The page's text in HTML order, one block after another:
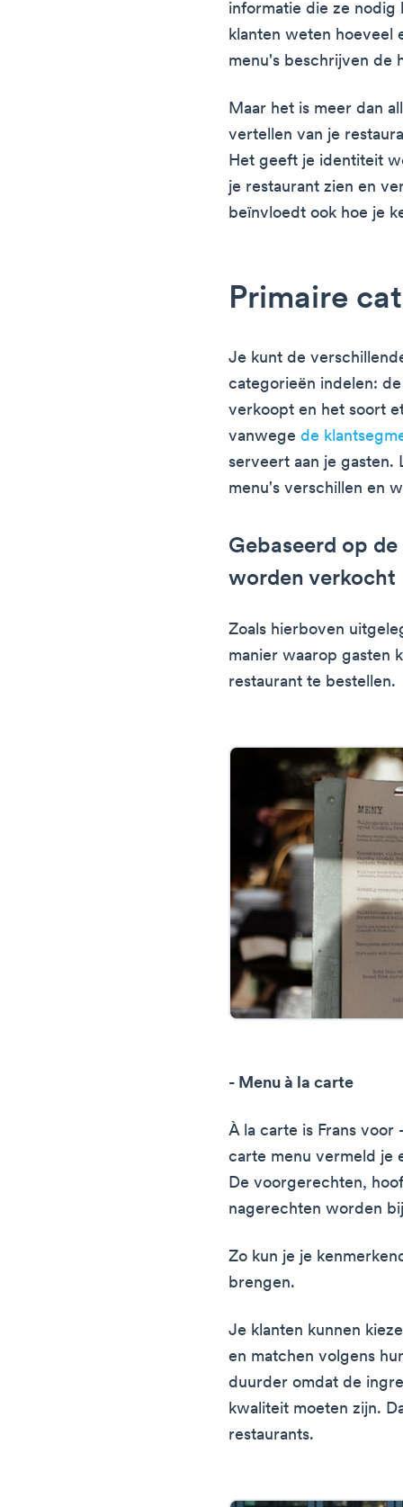
informatie die ze nodig
klanten weten hoeveel
menu's beschrijven de
Maar het is meer dan
vertellen van je
Het geeft je identiteit
je restaurant zien en
beïnvloedt ook hoe je
Primaire
Je kunt de
categorieën indelen:
verkoopt en het soort
vanwegede
serveert aan je gasten.
menu's verschillen en
Gebaseerd op
worden verkocht
Zoals hierboven
manier waarop gasten
restaurant te bestellen.
- Menu à la carte
À la carte is Frans voor
carte menu vermeld je
De voorgerechten,
nagerechten worden
Zo kun je je
brengen.
Je klanten kunnen
en matchen volgens
duurder omdat de
kwaliteit moeten zijn.
restaurants.